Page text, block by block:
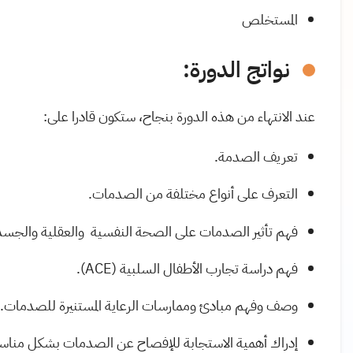
المستخلص
نواتج الدورة:
عند الانتهاء من هذه الدورة بنجاح، ستكون قادرا على:
تعريف الصدمة.
التعرف على أنواع مختلفة من الصدمات.
فهم تأثير الصدمات على الصحة النفسية والعقلية
فهم دراسة تجارب الأطفال السلبية (ACE).
وصف وفهم مبادئ وممارسات الرعاية المستنيرة للصدمات.
إدراك أهمية الاستجابة للإفصاح عن الصدمات بشكل